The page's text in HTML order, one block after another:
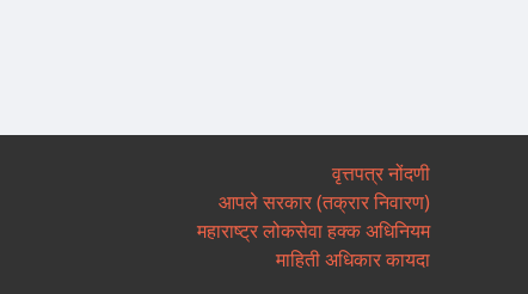
वृत्तपत्र नोंदणी
आपले सरकार (तक्रार निवारण)
महाराष्ट्र लोकसेवा हक्क अधिनियम
माहिती अधिकार कायदा